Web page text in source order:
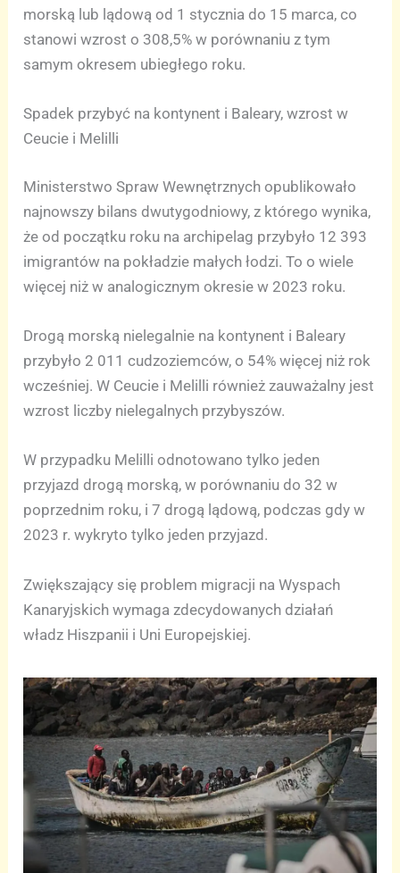
morską lub lądową od 1 stycznia do 15 marca, co
stanowi wzrost o 308,5% w porównaniu z tym
samym okresem ubiegłego roku.
Spadek przybyć na kontynent i Baleary, wzrost w
Ceucie i Melilli
Ministerstwo Spraw Wewnętrznych opublikowało
najnowszy bilans dwutygodniowy, z którego wynika,
że od początku roku na archipelag przybyło 12 393
imigrantów na pokładzie małych łodzi. To o wiele
więcej niż w analogicznym okresie w 2023 roku.
Drogą morską nielegalnie na kontynent i Baleary
przybyło 2 011 cudzoziemców, o 54% więcej niż rok
wcześniej. W Ceucie i Melilli również zauważalny jest
wzrost liczby nielegalnych przybyszów.
W przypadku Melilli odnotowano tylko jeden
przyjazd drogą morską, w porównaniu do 32 w
poprzednim roku, i 7 drogą lądową, podczas gdy w
2023 r. wykryto tylko jeden przyjazd.
Zwiększający się problem migracji na Wyspach
Kanaryjskich wymaga zdecydowanych działań
władz Hiszpanii i Uni Europejskiej.